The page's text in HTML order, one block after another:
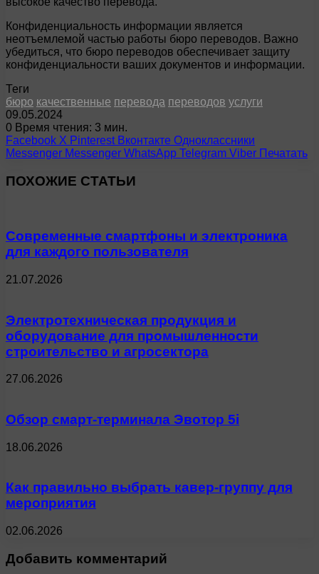
Конфиденциальность информации является
неотъемлемой частью работы бюро переводов. Важно
убедиться, что бюро переводов обеспечивает защиту
конфиденциальности ваших документов и информации.
Теги
бюро качественные перевода переводов услуги
09.05.2024
0 Время чтения: 3 мин.
Facebook X Pinterest Вконтакте Одноклассники
Messenger Messenger WhatsApp Telegram Viber Печатать
ПОХОЖИЕ СТАТЬИ
Современные смартфоны и электроника
для каждого пользователя
21.07.2026
Электротехническая продукция и
оборудование для промышленности
строительство и агросектора
27.06.2026
Обзор смарт-терминала Эвотор 5i
18.06.2026
Как правильно выбрать кавер-группу для
мероприятия
02.06.2026
Добавить комментарий